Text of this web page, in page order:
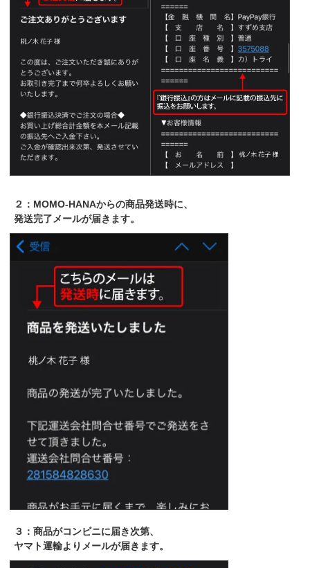
２：MOMO-HANAからの商品発送時に、
発送完了メールが届きます。
３：商品がコンビニに届き次第、
ヤマト運輸よりメールが届きます。